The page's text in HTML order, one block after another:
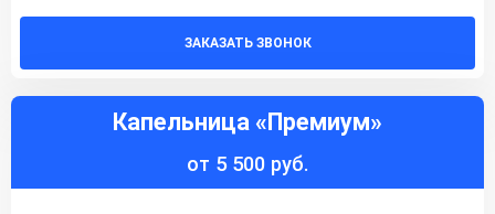
ЗАКАЗАТЬ ЗВОНОК
Капельница «Премиум»
от 5 500 руб.